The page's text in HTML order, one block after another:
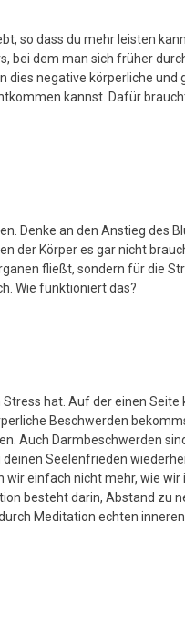
so dass du mehr leisten
dem man sich früher
negative körperliche
kannst. Dafür
Denke an den Anstieg des
der Körper es gar nicht
fließt, sondern für die
Wie funktioniert das?
hat. Auf der einen
Beschwerden
Auch Darmbeschwerden
Seelenfrieden
einfach nicht mehr, wie
besteht darin, Abstand zu
Meditation echten